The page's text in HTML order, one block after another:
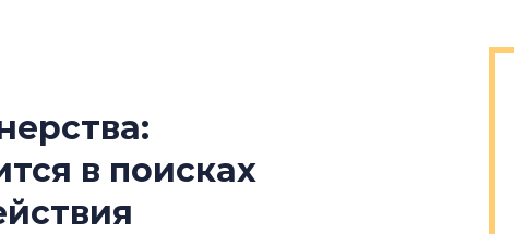
в поискахот эпохи фальш-панелей